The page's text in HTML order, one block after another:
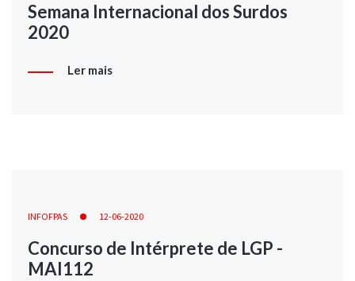
Semana Internacional dos Surdos
2020
Ler mais
INFOFPAS 12-06-2020
Concurso de Intérprete de LGP -
MAI112